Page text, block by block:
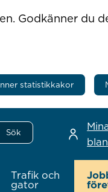
Godkänner du
statistikkakor
Trafik och
gator